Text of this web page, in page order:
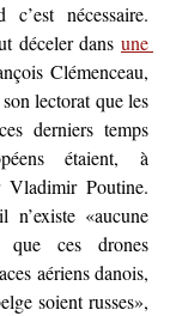
nécessaire.
déceler dans une
Clémenceau,
lectorat que les
derniers temps
étaient, à
n’existe «aucune
ces drones
aériens danois,